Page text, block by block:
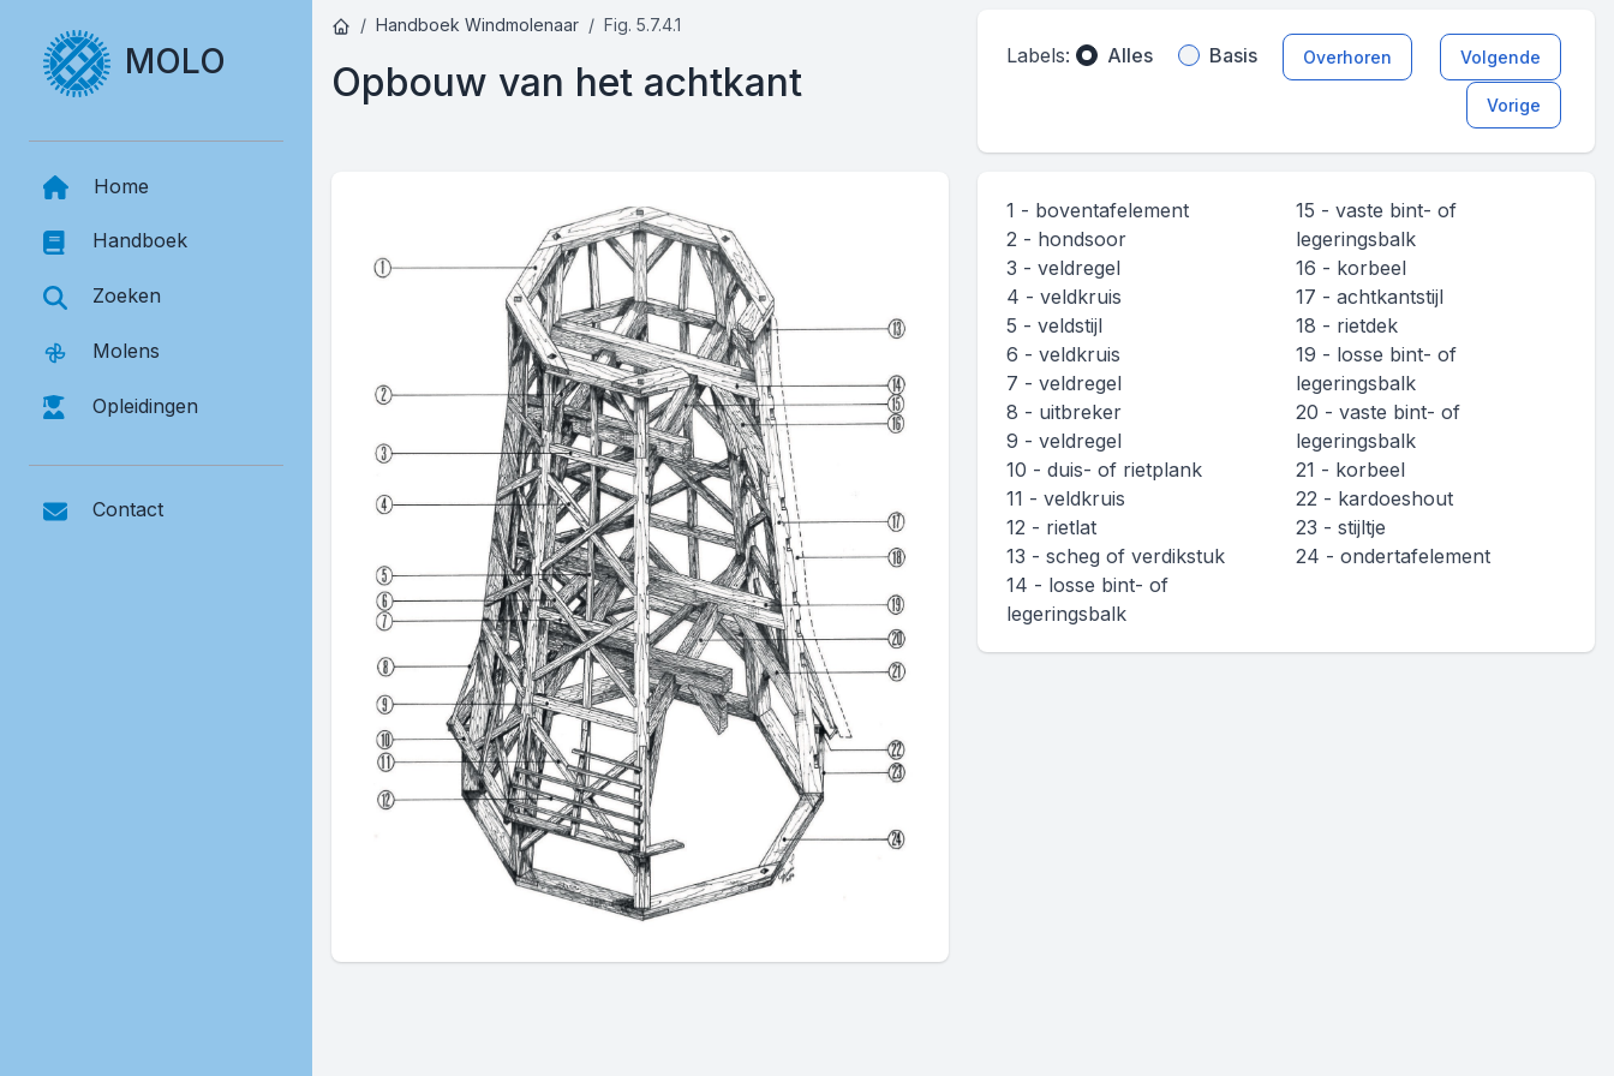
MOLO
Home
Handboek
Zoeken
Molens
Opleidingen
Contact
Handboek Windmolenaar Fig. 5.7.4.1
Opbouw van het achtkant
Labels: Alles Basis Overhoren Volgende
Vorige
1 - boventafelement
2 - hondsoor
3 - veldregel
4 - veldkruis
5 - veldstijl
6 - veldkruis
7 - veldregel
8 - uitbreker
9 - veldregel
10 - duis- of rietplank
11 - veldkruis
12 - rietlat
13 - scheg of verdikstuk
14 - losse bint- of
legeringsbalk
15 - vaste bint- of
legeringsbalk
16 - korbeel
17 - achtkantstijl
18 - rietdek
19 - losse bint- of
legeringsbalk
20 - vaste bint- of
legeringsbalk
21 - korbeel
22 - kardoeshout
23 - stijltje
24 - ondertafelement